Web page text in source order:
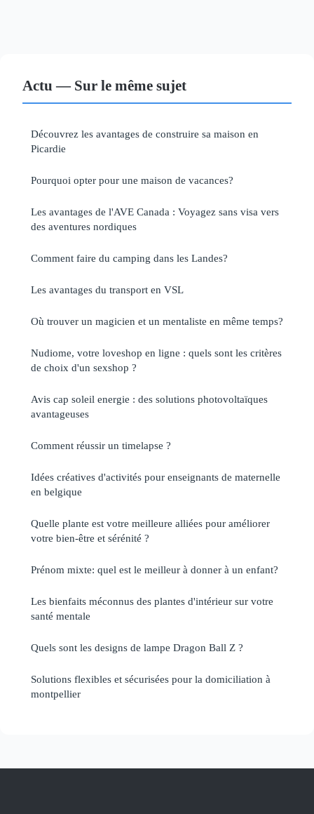
Actu — Sur le même sujet
Découvrez les avantages de construire sa maison en
Picardie
Pourquoi opter pour une maison de vacances?
Les avantages de l'AVE Canada : Voyagez sans visa vers
des aventures nordiques
Comment faire du camping dans les Landes?
Les avantages du transport en VSL
Où trouver un magicien et un mentaliste en même temps?
Nudiome, votre loveshop en ligne : quels sont les critères
de choix d'un sexshop ?
Avis cap soleil energie : des solutions photovoltaïques
avantageuses
Comment réussir un timelapse ?
Idées créatives d'activités pour enseignants de maternelle
en belgique
Quelle plante est votre meilleure alliées pour améliorer
votre bien-être et sérénité ?
Prénom mixte: quel est le meilleur à donner à un enfant?
Les bienfaits méconnus des plantes d'intérieur sur votre
santé mentale
Quels sont les designs de lampe Dragon Ball Z ?
Solutions flexibles et sécurisées pour la domiciliation à
montpellier